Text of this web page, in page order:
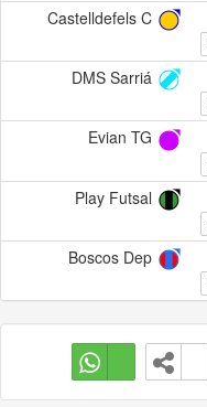
Castelldefels C
DMS Sarriá
Evian TG
Play Futsal
Boscos Dep